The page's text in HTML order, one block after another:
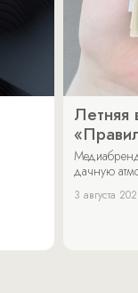
Летняя
дачную
3 августа